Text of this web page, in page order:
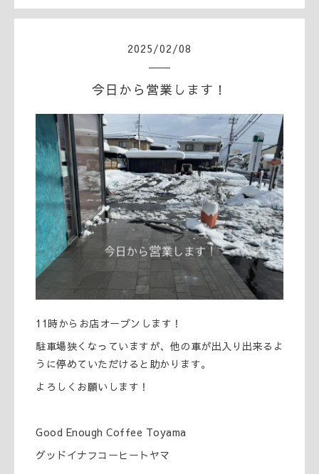
2025/02/08
今日から営業します！
11時からお店オープンします！
駐車場狭くなっていますが、他の車が出入り出来るよ
うに停めていただけると助かります。
よろしくお願いします！
Good Enough Coffee Toyama
グッドイナフコーヒートヤマ